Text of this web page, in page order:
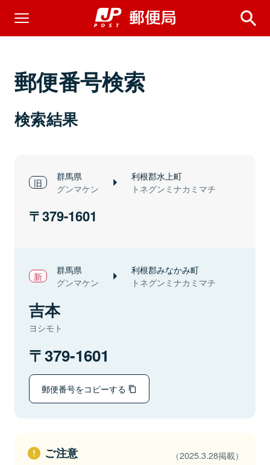
郵便番号検索
検索結果
群馬県
グンマケン
利根郡水上町
トネグンミナカミマチ
379-1601
群馬県
グンマケン
利根郡みなかみ町
トネグンミナカミマチ
吉本
ヨシモト
379-1601
郵便番号をコピーする
ご注意 （2025.3.28掲載）